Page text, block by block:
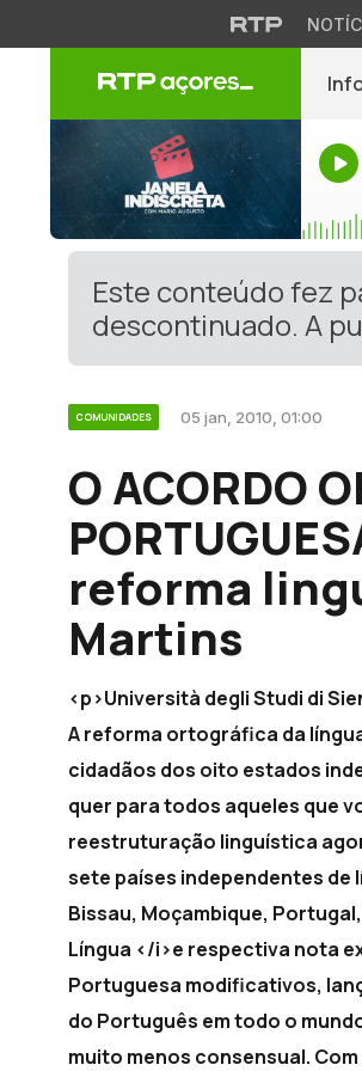
Este conteúdo fez
descontinuado. A
COMUNIDADES 05 jan, 2010, 01:00
O ACORDO
reforma
Martins
<p>Università degli Studi di
A reforma ortográfica da
cidadãos dos oito estados
quer para todos aqueles que
reestruturação linguística
sete países independentes de
Bissau, Moçambique,
Língua </i>e respectiva nota
Portuguesa modificativos,
do Português em todo o
muito menos consensual.